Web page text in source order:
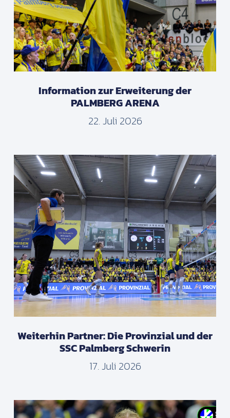
Information zur Erweiterung der
PALMBERG ARENA
22. Juli 2026
Weiterhin Partner: Die Provinzial und der
SSC Palmberg Schwerin
17. Juli 2026